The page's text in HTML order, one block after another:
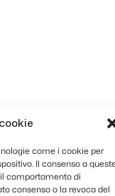
come i cookie per
Il consenso a
comportamento di
consenso o la revoca del